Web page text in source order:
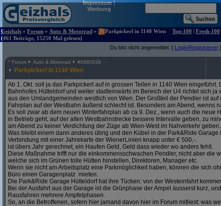
Impressum|
Werbung
Geizhals » Forum » Auto & Motorrad »
Parkpickerl in 1140 Wien
(461 Beiträge, 15250 Mal gelesen)
Top-100 | Fresh-100
Du bist nicht angemeldet. [ Login/Registrieren ]
^ Forum Auto & Motorrad #6880038
Parkpickerl in 1140 Wien
Ab 1. Okt. soll ja das Parkpickerl auf in grossen Teilen in 1140 Wien
Bahnhofes Hütteldorf und weiter stadteinwärts im Bereich der U4 richtet sich
aus den Umlandgemeinden westlich von Wien. Der Großteil der Pendler ist
Fahrplan auf der Westbahn äußerst schlecht ist. Besonders am Abend, wenns
Es soll zwar ab dem neuen Winterfahrplan ab ca 9. Dez., wenn auch die neue
in Betrieb geht, auf der alten Westbahnstrecke bessere Intervalle geben, zu
am Abend zu keiner Verdichtung der Züge ab Wien-West im Nahverkehr geben.
Was bleibt einem dann anderes übrig und den Kübel in der Park&Ride
Verbindung mit einer Jahrekarte der WienerLinien knapp unter € 500,-.
ist übers Jahr gerechnet, ein Haufen Geld, Geld dass wieder wo anders fehlt.
Diese Maßnahme trifft nur die einkommensschwachen Pendler, nicht aber die
welche sich im Grünen tolle Hütten hinstellen, Direktoren, Manager etc.
Wenn sie nicht am Arbeitsplatz eine Parkmöglichkeit haben, können die sich
Büro einen Garagenplatz mieten.
Die Park&Ride Garage Hütteldorf hat ihre Tücken: von der Westeinfahrt
Bei der Ausfahrt aus der Garage ist die Grünphase der Ampel äusserst kurz,
Rausfahren mehrere Ampfelphasen.
So, an die Betroffenen, sofern hier jamand davon hier im Forum mitliest: was